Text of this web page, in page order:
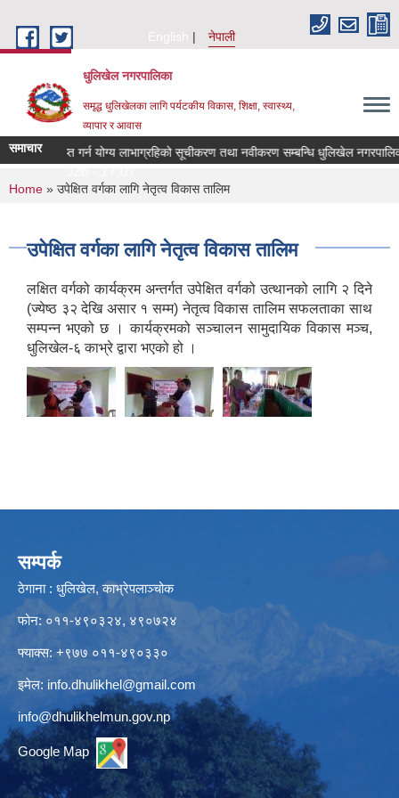
English
नेपाली
धुलिखेल नगरपालिका
समृद्ध धुलिखेलका लागि पर्यटकीय विकास, शिक्षा, स्वास्थ्य,
व्यापार र आवास
समाचारभत्ता प्राप्त गर्न योग्य लाभाग्रहिको सूचीकरण तथा नवीकरण सम्बन्धि धुलिखेल
You are here
Home » उपेक्षित वर्गका लागि नेतृत्व विकास तालिम
उपेक्षित वर्गका लागि नेतृत्व विकास तालिम
लक्षित वर्गको कार्यक्रम अन्तर्गत उपेक्षित वर्गको उत्थानको लागि २ दिने
(ज्येष्ठ ३२ देखि असार १ सम्म) नेतृत्व विकास तालिम सफलताका साथ
सम्पन्न भएको छ । कार्यक्रमको सञ्चालन सामुदायिक विकास मञ्च,
धुलिखेल-६ काभ्रे द्वारा भएको हो ।
सम्पर्क
ठेगाना : धुलिखेल, काभ्रेपलाञ्चोक
फोन: ०११-४९०३२४, ४९०७२४
फ्याक्स: +९७७ ०११-४९०३३०
इमेल: info.dhulikhel@gmail.com
info@dhulikhelmun.gov.np
Google Map